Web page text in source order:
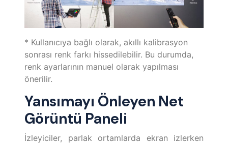
* Kullanıcıya bağlı olarak, akıllı kalibrasyon
sonrası renk farkı hissedilebilir. Bu durumda,
renk ayarlarının manuel olarak yapılması
önerilir.
Yansımayı Önleyen Net
Görüntü Paneli
İzleyiciler, parlak ortamlarda ekran izlerken